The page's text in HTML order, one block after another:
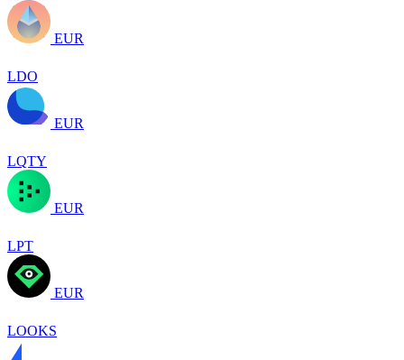
EUR
LDO
EUR
LQTY
EUR
LPT
EUR
LOOKS